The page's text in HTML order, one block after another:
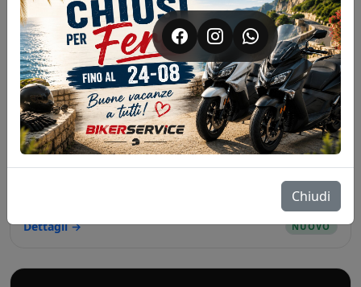
Dettagli → NUOVO
Chiudi